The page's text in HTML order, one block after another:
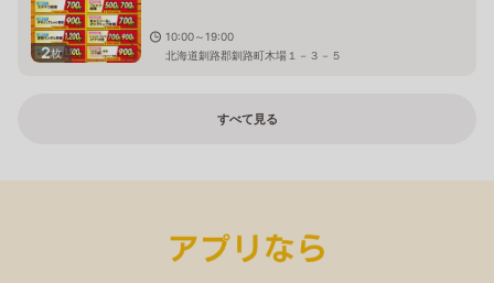
2枚
10:00～19:00
北海道釧路郡釧路町木場１－３－５
すべて見る